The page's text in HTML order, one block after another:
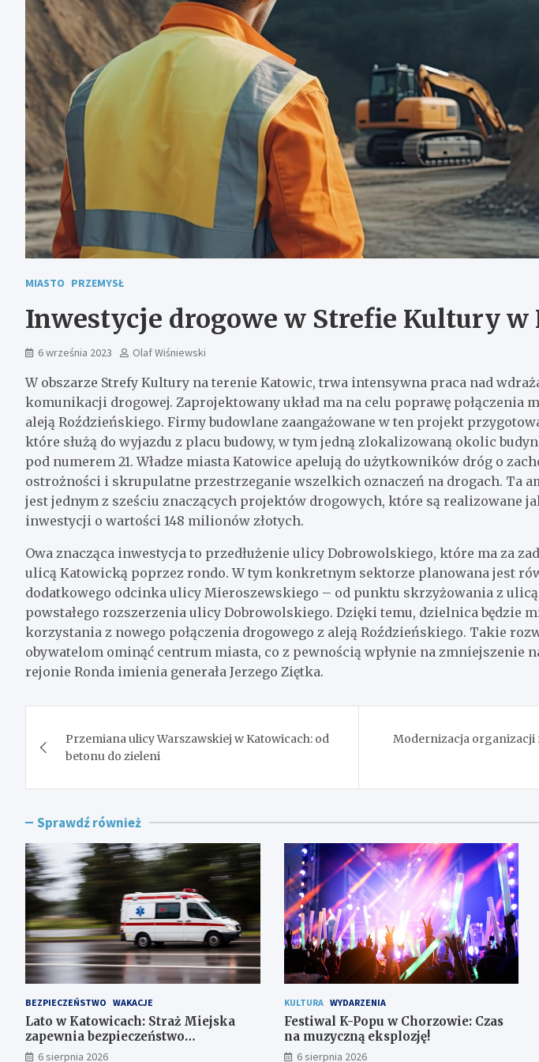
MIASTO PRZEMYSŁ
Inwestycje drogowe w Strefie Kultury w
6 września 2023 Olaf Wiśniewski
W obszarze Strefy Kultury na terenie Katowic, trwa intensywna praca nad
komunikacji drogowej. Zaprojektowany układ ma na celu poprawę połączenia
aleją Roździeńskiego. Firmy budowlane zaangażowane w ten projekt
które służą do wyjazdu z placu budowy, w tym jedną zlokalizowaną okolic
pod numerem 21. Władze miasta Katowice apelują do użytkowników dróg o
ostrożności i skrupulatne przestrzeganie wszelkich oznaczeń na drogach. Ta
jest jednym z sześciu znaczących projektów drogowych, które są realizowane
inwestycji o wartości 148 milionów złotych.
Owa znacząca inwestycja to przedłużenie ulicy Dobrowolskiego, które ma za
ulicą Katowicką poprzez rondo. W tym konkretnym sektorze planowana jest
dodatkowego odcinka ulicy Mieroszewskiego – od punktu skrzyżowania z ulicą
powstałego rozszerzenia ulicy Dobrowolskiego. Dzięki temu, dzielnica będzie
korzystania z nowego połączenia drogowego z aleją Roździeńskiego. Takie
obywatelom ominąć centrum miasta, co z pewnością wpłynie na zmniejszenie
rejonie Ronda imienia generała Jerzego Ziętka.
wpisu
Przemiana ulicy Warszawskiej w Katowicach: od
betonu do zieleni
Modernizacja
Sprawdź również
BEZPIECZEŃSTWO WAKACJE
Lato w Katowicach: Straż Miejska
zapewnia bezpieczeństwo
mieszkańcom
6 sierpnia 2026
KULTURA WYDARZENIA
Festiwal K-Popu w Chorzowie: Czas
na muzyczną eksplozję!
6 sierpnia 2026